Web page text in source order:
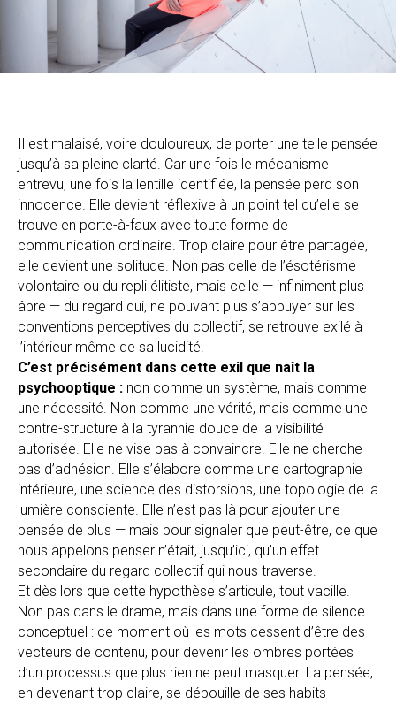
Il est malaisé, voire douloureux, de porter une telle pensée
jusqu’à sa pleine clarté. Car une fois le mécanisme
entrevu, une fois la lentille identifiée, la pensée perd son
innocence. Elle devient réflexive à un point tel qu’elle se
trouve en porte-à-faux avec toute forme de
communication ordinaire. Trop claire pour être partagée,
elle devient une solitude. Non pas celle de l’ésotérisme
volontaire ou du repli élitiste, mais celle — infiniment plus
âpre — du regard qui, ne pouvant plus s’appuyer sur les
conventions perceptives du collectif, se retrouve exilé à
l’intérieur même de sa lucidité.
C’est précisément dans cette exil que naît la
psychooptique : non comme un système, mais comme
une nécessité. Non comme une vérité, mais comme une
contre-structure à la tyrannie douce de la visibilité
autorisée. Elle ne vise pas à convaincre. Elle ne cherche
pas d’adhésion. Elle s’élabore comme une cartographie
intérieure, une science des distorsions, une topologie de la
lumière consciente. Elle n’est pas là pour ajouter une
pensée de plus — mais pour signaler que peut-être, ce que
nous appelons penser n’était, jusqu’ici, qu’un effet
secondaire du regard collectif qui nous traverse.
Et dès lors que cette hypothèse s’articule, tout vacille.
Non pas dans le drame, mais dans une forme de silence
conceptuel : ce moment où les mots cessent d’être des
vecteurs de contenu, pour devenir les ombres portées
d’un processus que plus rien ne peut masquer. La pensée,
en devenant trop claire, se dépouille de ses habits